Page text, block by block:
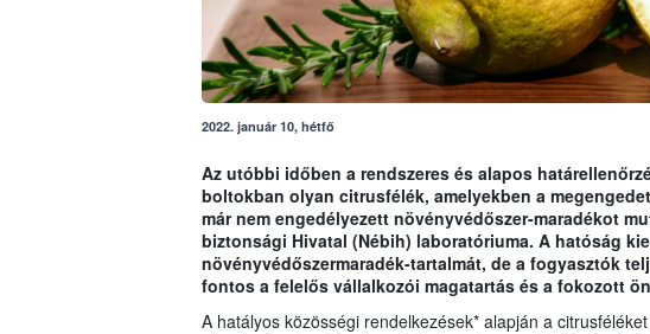
2022. január 10, hétfő
Az utóbbi időben a rendszeres és alapos
boltokban olyan citrusfélék, amelyekben a
már nem engedélyezett növényvédőszer-maradékot
biztonsági Hivatal (Nébih) laboratóriuma. A hatóság
növényvédőszermaradék-tartalmát, de a fogyasztók
fontos a felelős vállalkozói magatartás és a fokozott
A hatályos közösségi rendelkezések* alapján a